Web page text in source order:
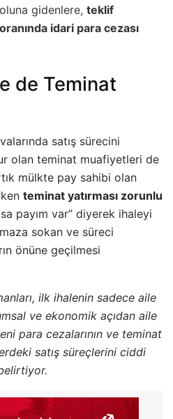
gidenlere,teklif
idari para cezası
de Teminat
satış sürecini
olan teminat muafiyetleri de
mülkte pay sahibi olan
teminat yatırması zorunlu
payım var” diyerek ihaleyi
sokan ve süreci
önüne geçilmesi
ilk ihalenin sadece aile
ve ekonomik açıdan aile
para cezalarının ve teminat
satış süreçlerini ciddi